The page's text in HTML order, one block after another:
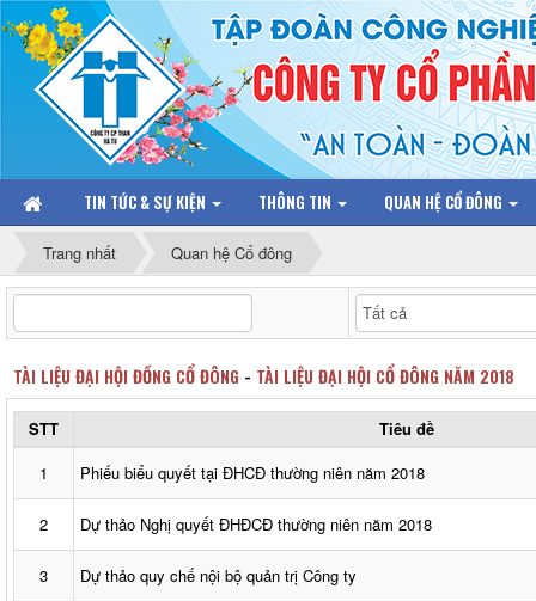
TIN TỨC & SỰ KIỆN THÔNG TIN QUAN HỆ CỔ ĐÔNG
Trang nhất Quan hệ Cổ đông
TÀI LIỆU ĐẠI HỘI ĐỒNG CỔ ĐÔNG - TÀI LIỆU ĐẠI HỘI CỔ ĐÔNG NĂM 2018
STT
Tiêu đề
1
Phiếu biểu quyết tại ĐHCĐ thường niên năm 2018
2 Dự thảo Nghị quyết ĐHĐCĐ thường niên năm 2018
3 Dự thảo quy chế nội bộ quản trị Công ty